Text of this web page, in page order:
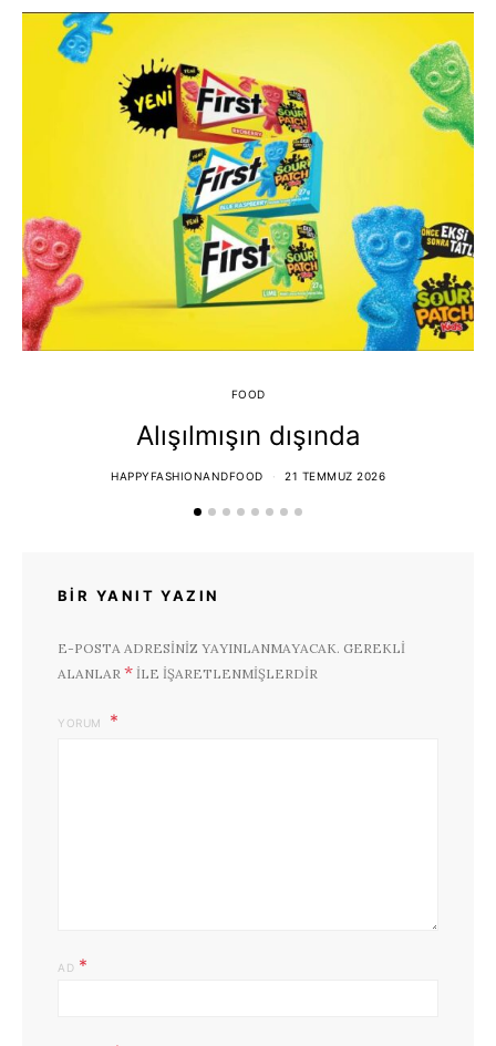
FOOD
Alışılmışın dışında
HAPPYFASHIONANDFOOD 21 TEMMUZ 2026
BIR YANIT YAZIN
E-POSTA ADRESINIZ YAYINLANMAYACAK. GEREKLI
ALANLAR * ILE IŞARETLENMIŞLERDIR
YORUM
AD *